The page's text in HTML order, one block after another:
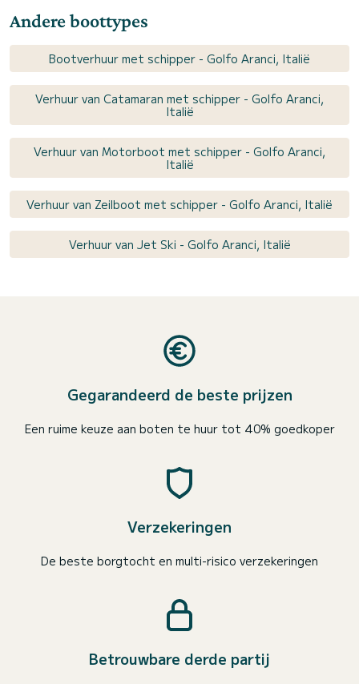
Andere boottypes
Bootverhuur met schipper - Golfo Aranci, Italië
Verhuur van Catamaran met schipper - Golfo Aranci,
Italië
Verhuur van Motorboot met schipper - Golfo Aranci,
Italië
Verhuur van Zeilboot met schipper - Golfo Aranci, Italië
Verhuur van Jet Ski - Golfo Aranci, Italië
Gegarandeerd de beste prijzen
Een ruime keuze aan boten te huur tot 40% goedkoper
Verzekeringen
De beste borgtocht en multi-risico verzekeringen
Betrouwbare derde partij